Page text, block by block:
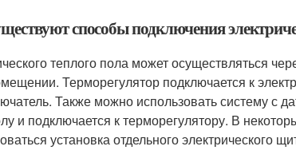
способы подключения
теплого пола может осуществляться
Терморегулятор подключается к
Также можно использовать систему с
и подключается к терморегулятору. В
установка отдельного электрического